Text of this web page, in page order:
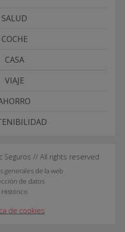
SALUD
COCHE
CASA
VIAJE
Seguros // All rights reserved
generales de la web
de datos
Histórico
de cookies